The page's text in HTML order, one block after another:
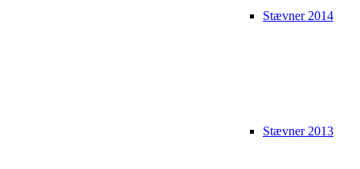
Stævner 2014
Stævner 2013